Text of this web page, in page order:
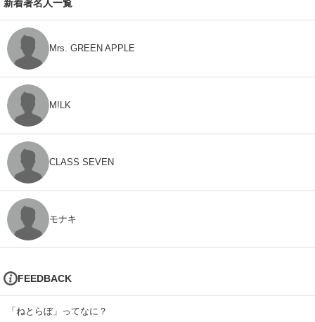
新着著名人一覧
Mrs. GREEN APPLE
M!LK
CLASS SEVEN
モナキ
FEEDBACK
「ねとらぼ」ってなに？